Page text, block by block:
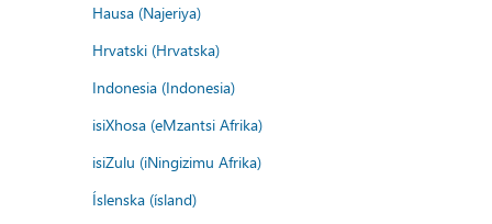
Hausa (Najeriya)
Hrvatski (Hrvatska)
Indonesia (Indonesia)
isiXhosa (eMzantsi Afrika)
isiZulu (iNingizimu Afrika)
Íslenska (ísland)